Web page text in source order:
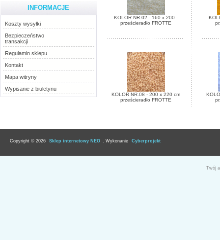
INFORMACJE
Koszty wysyłki
Bezpieczeństwo
transakcji
Regulamin sklepu
Kontakt
Mapa witryny
Wypisanie z biuletynu
KOLOR NR.02 - 160 x 200 -
prześcieradło FROTTE
KOLOR NR.08 - 200 x 220 cm
prześcieradło FROTTE
Copyright © 2026 Sklep internetowy NEO . Wykonanie Cyberprojekt
Twój